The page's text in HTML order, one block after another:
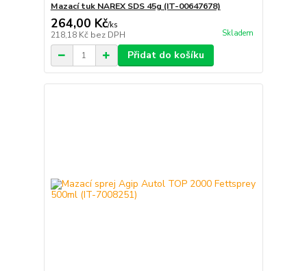
Mazací tuk NAREX SDS 45g (IT-00647678)
264,00 Kč/ks
218,18 Kč bez DPH Skladem
Přidat do košíku